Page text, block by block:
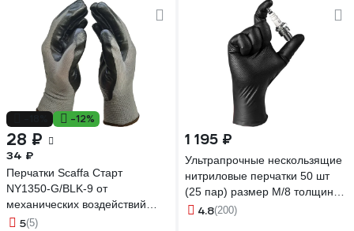
-12%
28 ₽
34 ₽
Перчатки Scaffa Старт
NY1350-G/BLK-9 от
механических воздействий
размер 9 00-01018559
5(5)
1 195 ₽
Ультрапрочные нескользящие
нитриловые перчатки 50 шт
(25 пар) размер M/8 толщина
0,15 мм Jeta Safety NATRIX-
4.8(200)